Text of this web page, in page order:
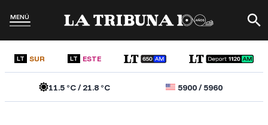
MENÚ
LT SUR LT ESTE
11.5°C /21.8°C 5900/5960